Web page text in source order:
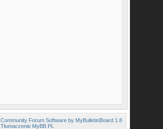
Community Forum Software by MyBulletinBoard 1.8
Tłumaczenie MyBB PL